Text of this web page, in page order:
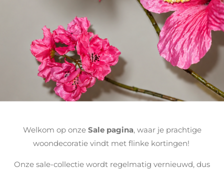
Welkom op onze Sale pagina, waar je prachtige
woondecoratie vindt met flinke kortingen!
Onze sale-collectie wordt regelmatig vernieuwd, dus